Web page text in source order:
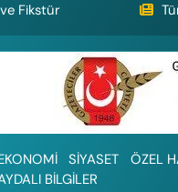
Fikstür
SİYASET
ÖZEL
BİLGİLER